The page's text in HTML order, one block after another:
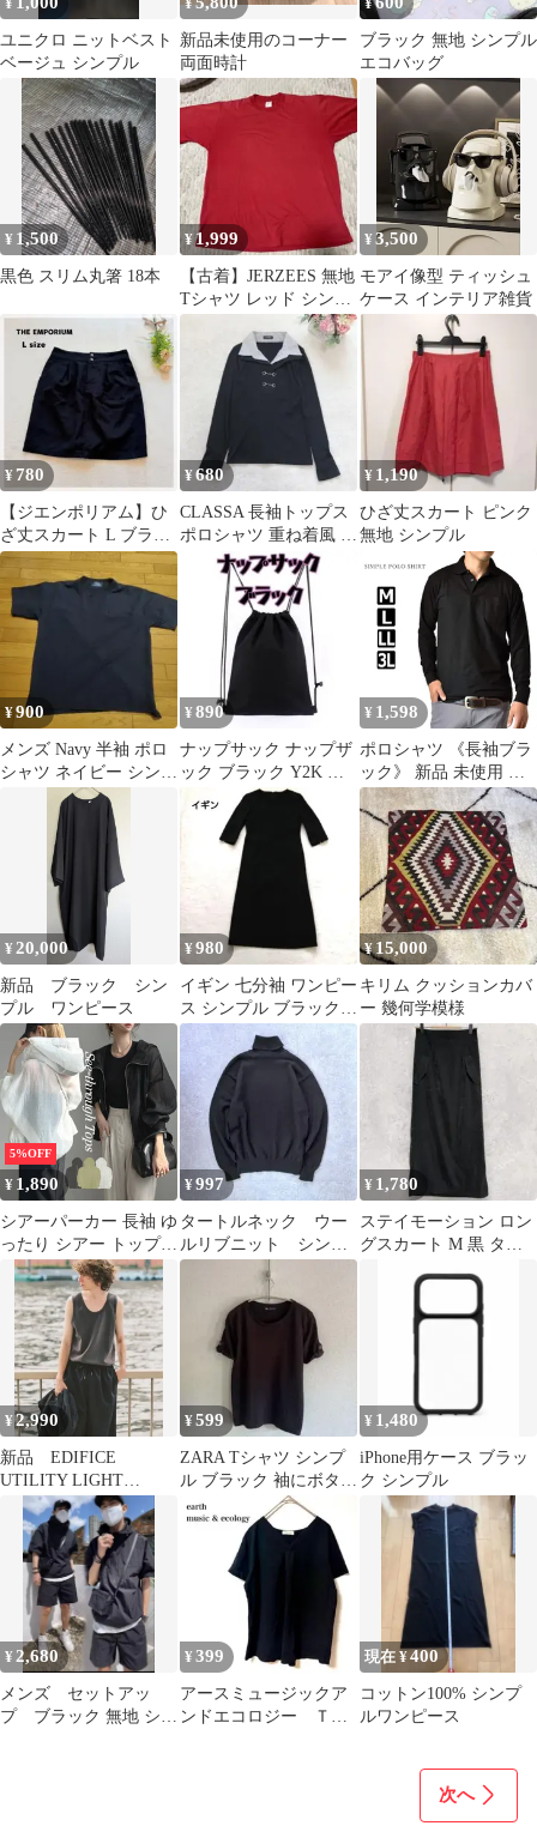
¥
ユニクロ ニットベスト
ベージュ シンプル
¥
新品未使用のコーナー
両面時計
¥
ブラック 無地 シンプル
エコバッグ
¥ 1,500
黒色 スリム丸箸 18本
¥1,999
【古着】JERZEES 無地
Tシャツ レッド シンプ
ル
¥3,500
モアイ像型 ティッシュ
ケース インテリア雑貨
¥ 780
【ジエンポリアム】ひ
ざ丈スカート L ブラッ
ク シンプル うしろゴム
¥680
CLASSA 長袖トップス
ポロシャツ 重ね着風 カ
ジュアル おすすめ シン
¥ 1,190
ひざ丈スカート ピンク
無地 シンプル
¥900
メンズ Navy 半袖 ポロ
シャツ ネイビー シンプ
¥ 890
ナップサック ナップザ
ック ブラック Y2K ド
ロスト シンプル
¥ 1,598
ポロシャツ 《長袖ブラ
ック》 新品 未使用 形
態安定 ドライ シンプル
無地 鹿の子 【B9Z】
【ゆうパケット】 ファ
ッション メンズ トップ
ス
¥ 20,000
新品 ブラック シン
プル ワンピース
¥980
イギン 七分袖 ワンピー
ス シンプル ブラック
7AR フォーマル
¥ 15,000
キリム クッションカバ
ー 幾何学模様
5%OFF
¥ 1,890
シアーパーカー 長袖 ゆ
ったり シアー トップス
パーカー フード付き シ
ースルー 可愛い カジュ
アル シンプル きれいめ
ブルゾン 体型カバー
UVカット 紫外線対策
無地 透け感 アウター
羽織り フード付き 軽い
ジャケット
¥997
タートルネック ウー
ルリブニット シンプ
ル 無地 カジュア
ル ノームコア
¥ 1,780
ステイモーション ロン
グスカート M 黒 タイ
¥2,990
新品 EDIFICE
UTILITY LIGHT
DRYCOOL タンクトッ
¥599
ZARA Tシャツ シンプ
ル ブラック 袖にボタン
レディースS
¥ 1,480
iPhone用ケース ブラッ
ク シンプル
¥2,680
メンズ セットアッ
プ ブラック 無地 シン
¥ 399
アースミュージックア
ンドエコロジー Ｔシ
現在 ¥400
コットン100% シンプ
ルワンピース
次へ